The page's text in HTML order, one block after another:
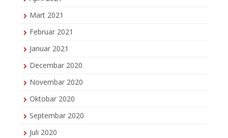
Mart 2021
Februar 2021
Januar 2021
Decembar 2020
Novembar 2020
Oktobar 2020
Septembar 2020
Juli 2020